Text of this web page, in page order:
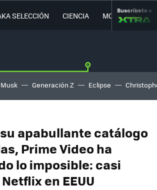
SELECCIÓN CIENCIA MOVILIDAD
Suscríbete a
Generación Z Eclipse
apabullante catálogo
Prime Video ha
lo imposible: casi
en EEUU